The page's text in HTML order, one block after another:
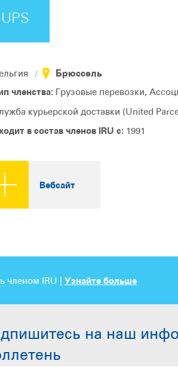
UPS
Брюссель
членства: Грузовые перевозки,
курьерской доставки (United
в состав членов IRU с: 1991
Вебсайт
членом IRU | Узнайте больше
на наш